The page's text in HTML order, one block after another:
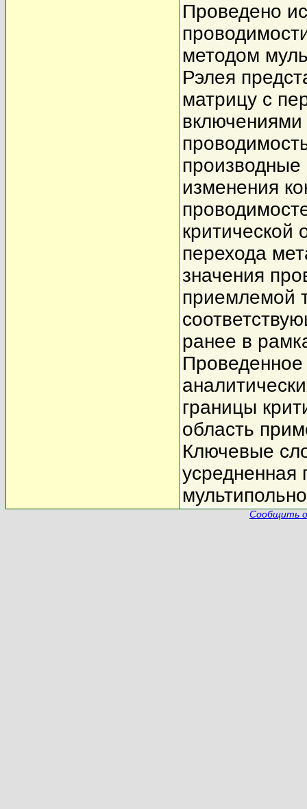
Проведено
методом
Рэлея
матрицу с
изменения
критической
перехода
значения
приемлемой
ранее в
границы
область
Ключевые
Сообщить о